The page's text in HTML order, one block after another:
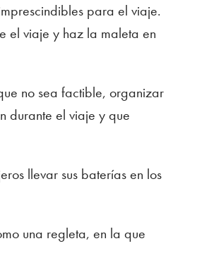
para el viaje.
el viaje y haz la maleta en
no sea factible, organizar
durante el viaje y que
llevar sus baterías en los
una regleta, en la que